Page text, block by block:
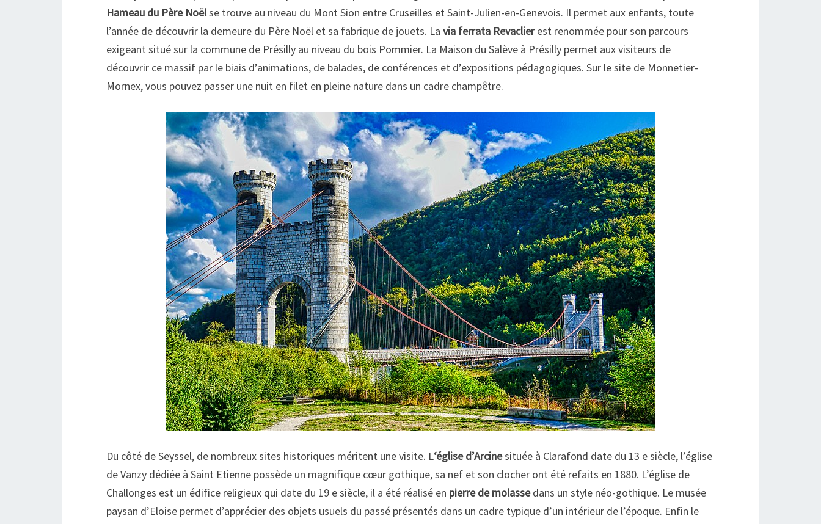
Hameau du Père Noëlse trouve au niveau du Mont Sion entre Cruseilles et Saint-Julien-en-Genevois. Il permet aux enfants, toute
l’année de découvrir la demeure du Père Noël et sa fabrique de jouets. La via ferrata Revaclierest renommée pour son parcours
exigeant situé sur la commune de Présilly au niveau du bois Pommier. La Maison du Salève à Présilly permet aux visiteurs de
découvrir ce massif par le biais d’animations, de balades, de conférences et d’expositions pédagogiques. Sur le site de Monnetier-
Mornex, vous pouvez passer une nuit en filet en pleine nature dans un cadre champêtre.
Du côté de Seyssel, de nombreux sites historiques méritent une visite. L‘église d’Arcinesituée à Clarafond date du 13 e siècle, l’église
de Vanzy dédiée à Saint Etienne possède un magnifique cœur gothique, sa nef et son clocher ont été refaits en 1880. L’église de
Challonges est un édifice religieux qui date du 19 e siècle, il a été réalisé en pierre de molassedans un style néo-gothique. Le musée
paysan d’Eloise permet d’apprécier des objets usuels du passé présentés dans un cadre typique d’un intérieur de l’époque. Enfin le